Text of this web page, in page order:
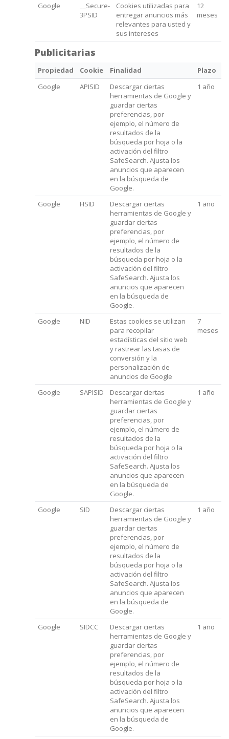
Google
__Secure-
3PSID
Cookies utilizadas para
entregar anuncios más
relevantes para usted y
sus intereses
12
meses
Publicitarias
Propiedad Cookie Finalidad
Plazo
Google
APISID
Descargar ciertas
herramientas de Google y
guardar ciertas
preferencias, por
ejemplo, el número de
resultados de la
búsqueda por hoja o la
activación del filtro
SafeSearch. Ajusta los
anuncios que aparecen
en la búsqueda de
Google.
1 año
Google HSID
Descargar ciertas
herramientas de Google y
guardar ciertas
preferencias, por
ejemplo, el número de
resultados de la
búsqueda por hoja o la
activación del filtro
SafeSearch. Ajusta los
anuncios que aparecen
en la búsqueda de
Google.
1 año
Google NID
Estas cookies se utilizan
para recopilar
estadísticas del sitio web
y rastrear las tasas de
conversión y la
personalización de
anuncios de Google
7
meses
Google SAPISID
Descargar ciertas
herramientas de Google y
guardar ciertas
preferencias, por
ejemplo, el número de
resultados de la
búsqueda por hoja o la
activación del filtro
SafeSearch. Ajusta los
anuncios que aparecen
en la búsqueda de
Google.
1 año
Google SID
Descargar ciertas
herramientas de Google y
guardar ciertas
preferencias, por
ejemplo, el número de
resultados de la
búsqueda por hoja o la
activación del filtro
SafeSearch. Ajusta los
anuncios que aparecen
en la búsqueda de
Google.
1 año
Google SIDCC
Descargar ciertas
herramientas de Google y
guardar ciertas
preferencias, por
ejemplo, el número de
resultados de la
búsqueda por hoja o la
activación del filtro
SafeSearch. Ajusta los
anuncios que aparecen
en la búsqueda de
Google.
1 año